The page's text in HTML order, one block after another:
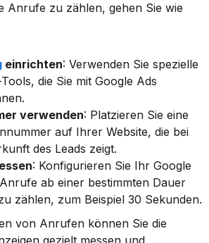
Anrufe zu zählen, gehen Sie wie
einrichten: Verwenden Sie spezielle
die Sie mit Google Ads
verwenden: Platzieren Sie eine
auf Ihrer Website, die bei
des Leads zeigt.
: Konfigurieren Sie Ihr Google
ab einer bestimmten Dauer
zählen, zum Beispiel 30 Sekunden.
von Anrufen können Sie die
gezielt messen und